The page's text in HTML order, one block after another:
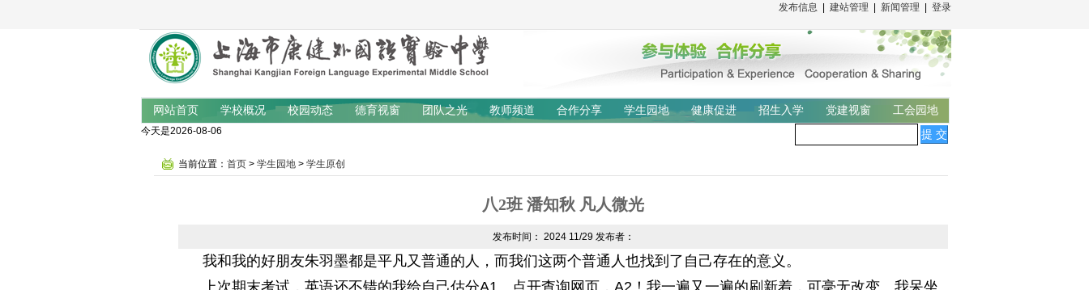
发布信息 建站管理 新闻管理 登录
网站首页 学校概况 校园动态 德育视窗 团队之光 教师频道 合作分享 学生园地 健康促进 招生入学 党建视窗 工会园地
今天是2026-08-06
当前位置： 首页 > 学生园地 > 学生原创
八2班 潘知秋 凡人微光
发布时间： 2024 11/29 发布者：
我和我的好朋友朱羽墨都是平凡又普通的人，而我们这两个普通人也找到了自己存在的意义。
上次期末考试，英语还不错的我给自己估分A1。点开查询网页，A2！我一遍又一遍的刷新着，可毫无改变。我呆坐